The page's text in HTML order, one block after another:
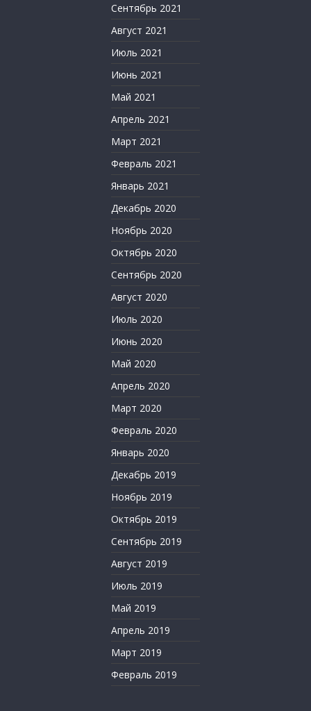
Сентябрь 2021
Август 2021
Июль 2021
Июнь 2021
Май 2021
Апрель 2021
Март 2021
Февраль 2021
Январь 2021
Декабрь 2020
Ноябрь 2020
Октябрь 2020
Сентябрь 2020
Август 2020
Июль 2020
Июнь 2020
Май 2020
Апрель 2020
Март 2020
Февраль 2020
Январь 2020
Декабрь 2019
Ноябрь 2019
Октябрь 2019
Сентябрь 2019
Август 2019
Июль 2019
Май 2019
Апрель 2019
Март 2019
Февраль 2019